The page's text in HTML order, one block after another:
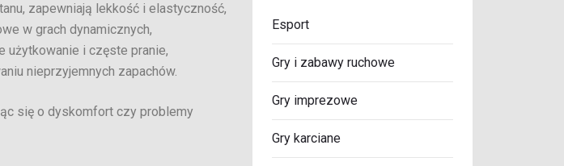
zapewniają lekkość i elastyczność,
w grach dynamicznych,
użytkowanie i częste pranie,
nieprzyjemnych zapachów.
się o dyskomfort czy problemy
Esport
Gry i zabawy ruchowe
Gry imprezowe
Gry karciane